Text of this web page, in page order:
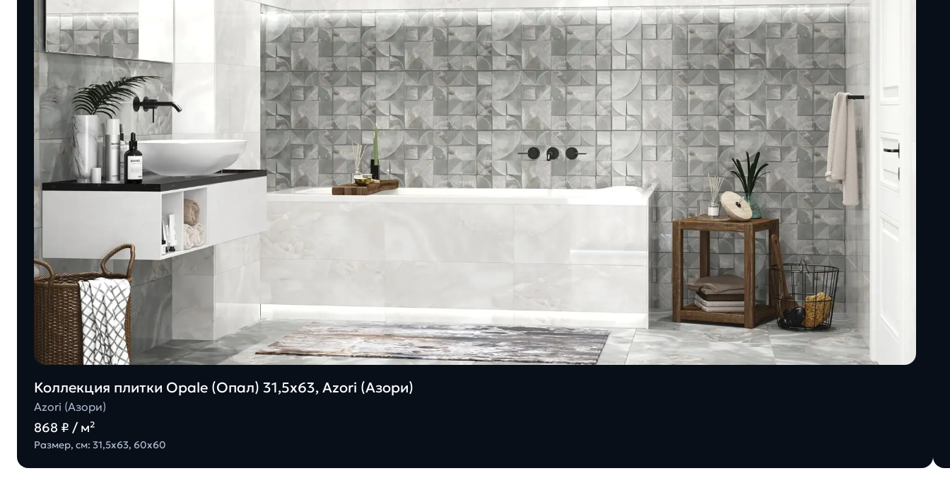
Коллекция плитки Opale (Опал) 31,5х63, Azori (Азори)
Azori (Азори)
868 ₽ / м²
Размер, см: 31,5х63, 60х60